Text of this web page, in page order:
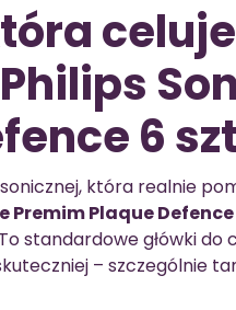
6
która realnie
Premim Plaque
standardowe główki
– szczególnie